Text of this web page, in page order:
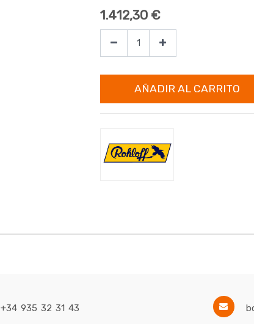
1.412,30 €
AÑADIR AL CARRITO
+34 935 32 31 43